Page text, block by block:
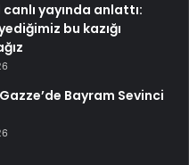
canlı yayında anlattı:
bu kazığı
Gazze’de Bayram Sevinci